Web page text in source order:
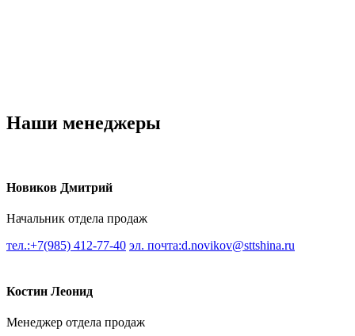
Наши менеджеры
Новиков Дмитрий
Начальник отдела продаж
тел.:+7(985) 412-77-40 эл. почта:d.novikov@sttshina.ru
Костин Леонид
Менеджер отдела продаж